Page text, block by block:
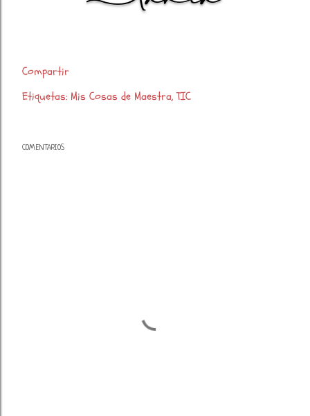
Compartir
Etiquetas: Mis Cosas de Maestra TIC
COMENTARIOS